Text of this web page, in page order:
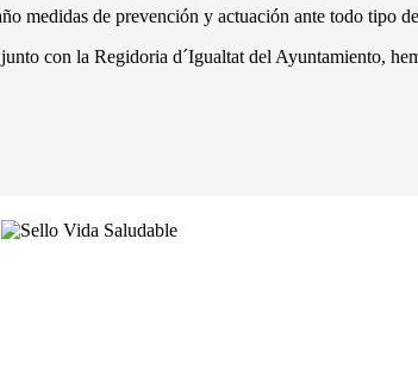
medidas de prevención y actuación ante todo tipo
con la Regidoria d´Igualtat del Ayuntamiento,